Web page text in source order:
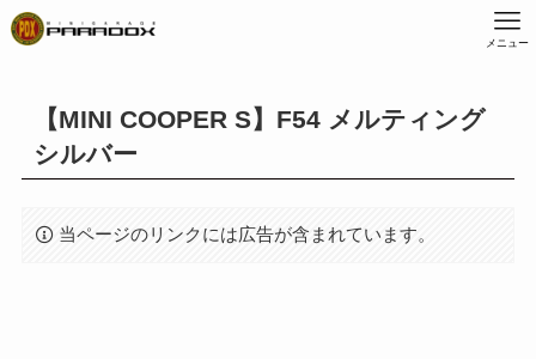
メニュー
【MINI COOPER S】F54 メルティング
シルバー
当ページのリンクには広告が含まれています。